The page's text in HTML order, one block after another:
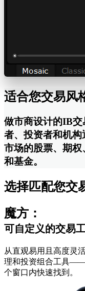
适合您交易风
做市商设计的IB
者、投资者和机
市场的股票、期
和基金。
选择匹配您交
魔方：
可自定义的交易
从直观易用且高度灵
理和投资组合工具——
个窗口内快速找到。